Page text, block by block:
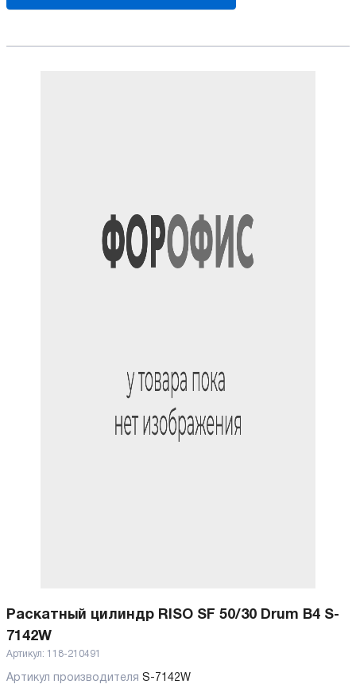
Раскатный цилиндр RISO SF 50/30 Drum B4 S-
7142W
Артикул: 118-210491
Артикул производителя S-7142W